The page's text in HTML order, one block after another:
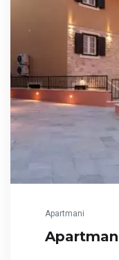
Apartmani
Apartman